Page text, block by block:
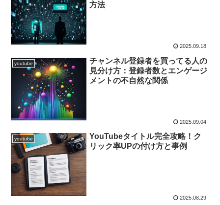
方法
2025.09.18
youtube
チャンネル登録者を買ってる人の
見分け方：登録者数とエンゲージ
メントの不自然な関係
2025.09.04
youtube
YouTubeタイトル完全攻略！ク
リック率UPの付け方と事例
2025.08.29